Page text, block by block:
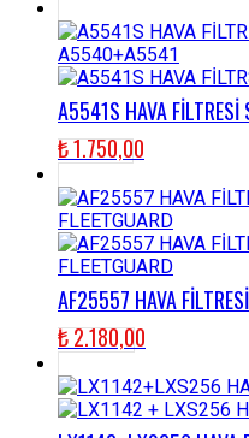
A5541S HAVA
₺1.750,00
AF25557 HAVA
₺2.180,00